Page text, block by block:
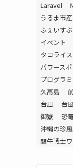
Laravel
うるま市
ふぇいす
イベント
タコライス
パワース
プログラ
久高島
台風
台
御嶽
恐
沖縄の珍
闘牛戦士